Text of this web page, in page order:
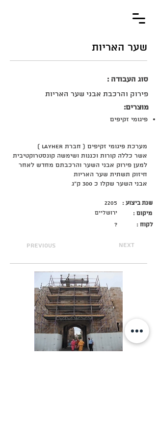
שער האריות
סוג העבודה :
פירוק והרכבת אבני שער האריות
מוצרים:
פיגומי זקיפים
מערכת פיגומי זקיפים ( חברת LAYHER )
אשר כללה קורות וכננות ושימשה קונסטרוקטיבית
למען פירוק אבני השער והרכבתם מחדש לאחר
חיזוק תשתית שער האריות
אבני השער שקלו כ 300 ק"ג
2205
ירושליים
?
שנת ביצוע :
מיקום :
לקוח :
previous next